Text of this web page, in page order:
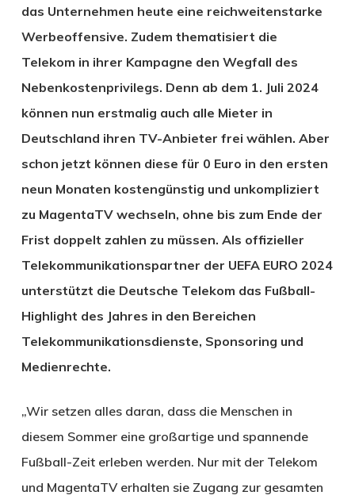
das Unternehmen heute eine reichweitenstarke
Werbeoffensive. Zudem thematisiert die
Telekom in ihrer Kampagne den Wegfall des
Nebenkostenprivilegs. Denn ab dem 1. Juli 2024
können nun erstmalig auch alle Mieter in
Deutschland ihren TV-Anbieter frei wählen. Aber
schon jetzt können diese für 0 Euro in den ersten
neun Monaten kostengünstig und unkompliziert
zu MagentaTV wechseln, ohne bis zum Ende der
Frist doppelt zahlen zu müssen. Als offizieller
Telekommunikationspartner der UEFA EURO 2024
unterstützt die Deutsche Telekom das Fußball-
Highlight des Jahres in den Bereichen
Telekommunikationsdienste, Sponsoring und
Medienrechte.
„Wir setzen alles daran, dass die Menschen in
diesem Sommer eine großartige und spannende
Fußball-Zeit erleben werden. Nur mit der Telekom
und MagentaTV erhalten sie Zugang zur gesamten